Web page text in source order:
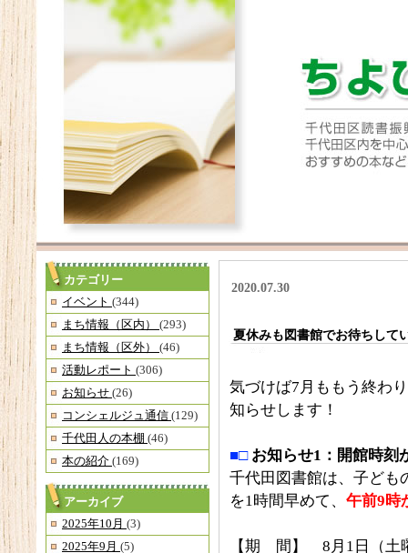
カテゴリー
イベント (344)
まち情報（区内） (293)
まち情報（区外） (46)
活動レポート (306)
お知らせ (26)
コンシェルジュ通信 (129)
千代田人の本棚 (46)
本の紹介 (169)
アーカイブ
2025年10月 (3)
2025年9月 (5)
2020.07.30
夏休みも図書館でお待ちして
気づけば7月ももう終わ
知らせします！
■□ お知らせ1：開館時刻
千代田図書館は、子ども
を1時間早めて、 午前9時
【期 間】 8月1日（土